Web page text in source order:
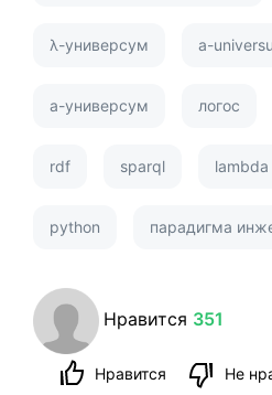
λ-универсум a-
а-универсум логос
rdf sparql lambda
python парадигма
Нравится 351
Нравится Не